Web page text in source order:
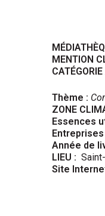
MENTION
Thème :
ZONE
Essences
Année de
LIEU :
Site